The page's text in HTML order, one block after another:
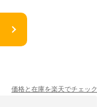
価格と在庫を楽天でチェック